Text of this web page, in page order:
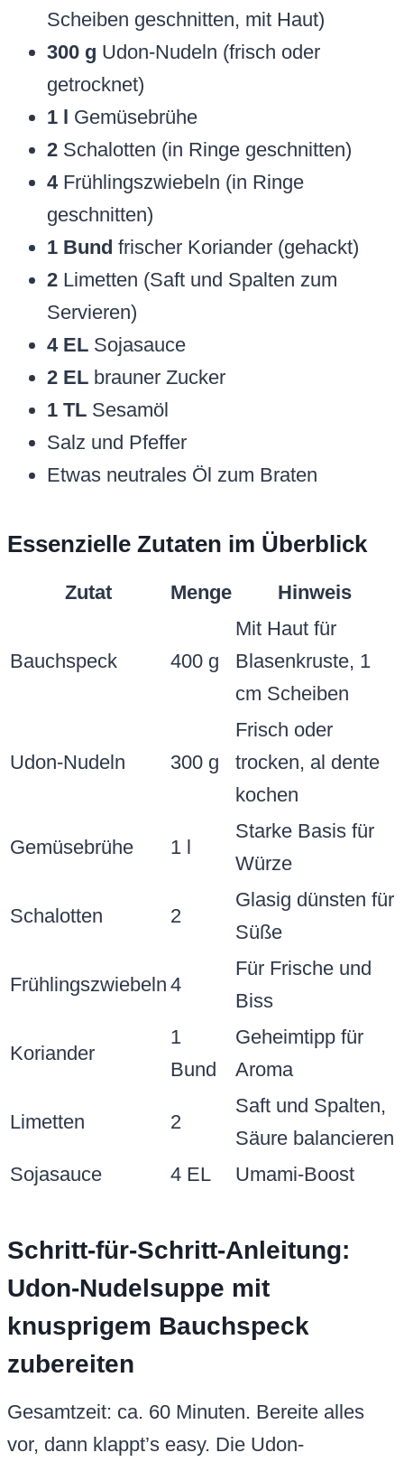
Scheiben geschnitten, mit Haut)
300 g Udon-Nudeln (frisch oder
getrocknet)
1 l
Gemüsebrühe
2 Schalotten (in Ringe geschnitten)
4Frühlingszwiebeln (in Ringe
geschnitten)
1 Bund frischer Koriander (gehackt)
2 Limetten (Saft und Spalten zum
Servieren)
4 EL Sojasauce
2 EL brauner Zucker
1 TL Sesamöl
Salz und Pfeffer
Etwas neutrales Öl zum Braten
Essenzielle Zutaten im Überblick
Zutat Menge Hinweis
Bauchspeck 400 g
Mit Haut für
Blasenkruste, 1
cm Scheiben
Udon-Nudeln 300 g
Frisch oder
trocken, al dente
kochen
Gemüsebrühe 1 l
Starke Basis für
Würze
Schalotten 2
Glasig dünsten für
Süße
Frühlingszwiebeln 4
Für Frische und
Biss
Koriander
1
Bund
Geheimtipp für
Aroma
Limetten 2
Saft und Spalten,
Säure balancieren
Sojasauce
4 EL Umami-Boost
Schritt-für-Schritt-Anleitung:
Udon-Nudelsuppe mit
knusprigem Bauchspeck
zubereiten
Gesamtzeit: ca. 60 Minuten. Bereite alles
vor, dann klappt’s easy. Die Udon-